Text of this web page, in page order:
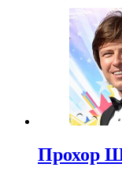
Прохор